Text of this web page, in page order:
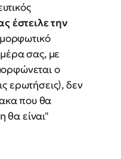
έστειλε την
σας, με
ο
ερωτήσεις), δεν
που θα
θα είναι"